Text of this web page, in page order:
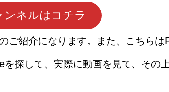
ンネルはコチラ
ご紹介になります。また、こちらは
を探して、実際に動画を見て、その